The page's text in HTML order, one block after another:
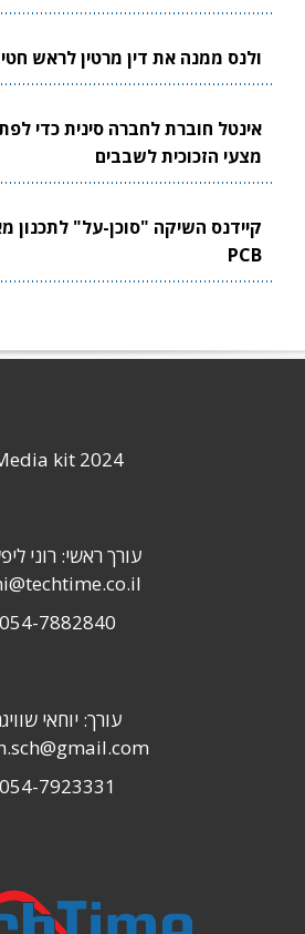
ולנס ממנה את דין מרטין לראש
אינטל חוברת לחברה סינית כדי
מצעי הזכוכית לשבבים
קיידנס השיקה "סוכן-על" לתכנון
PCB
kit 2024
עורך ראשי: רוני
054-7882840
עורך: יוחאי
054-7923331